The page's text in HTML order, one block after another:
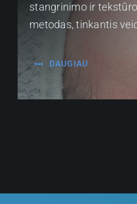
stangrinimo ir
metodas, tinkantis
DAUGIAU